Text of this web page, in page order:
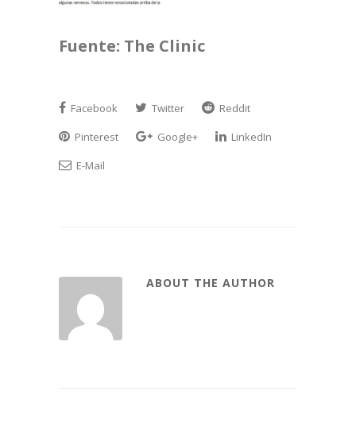
Fuente: The Clinic
Facebook Twitter
Reddit
Pinterest
Google+
LinkedIn
E-Mail
ABOUT THE AUTHOR